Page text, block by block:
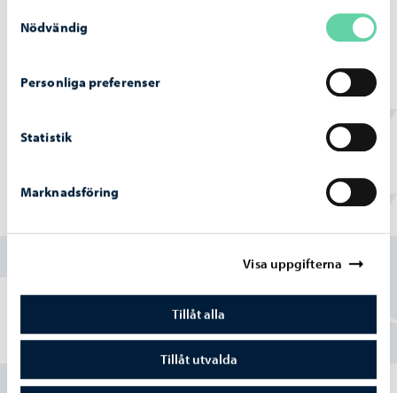
Nödvändig
Personliga preferenser
Statistik
Marknadsföring
Visa uppgifterna
Tillåt alla
Tillåt utvalda
spela. Speltid är en timme. Turbyte vid jämna
Inga bokningar.
Delvis